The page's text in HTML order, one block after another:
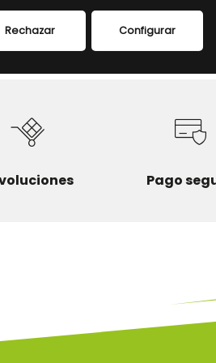
Configurar
Rechazar
Pago